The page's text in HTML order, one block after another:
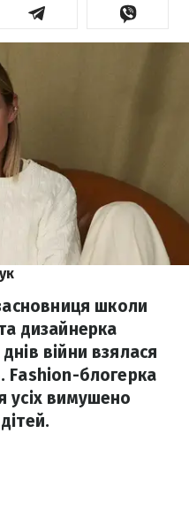
школи
дизайнерка
війни взялася
Fashion-блогерка
усіх вимушено